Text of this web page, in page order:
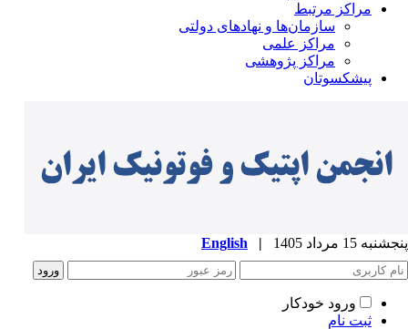
مراکز مرتبط
سازمان‌ها و نهادهای دولتی
مراکز علمی
مراکز پژوهشی
پیشکسوتان
15 مرداد 1405 |
English
ورود خودکار
ثبت نام